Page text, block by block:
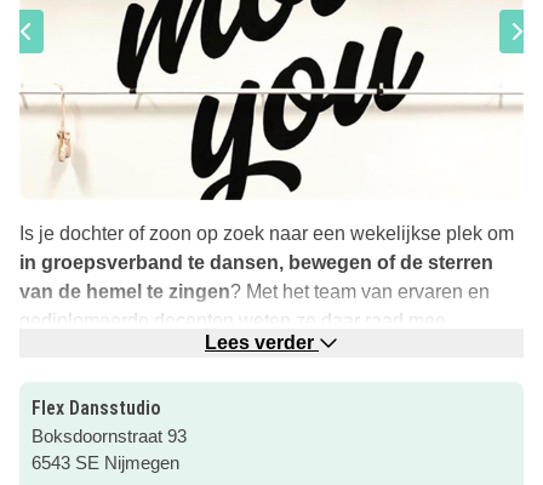
Is je dochter of zoon op zoek naar een wekelijkse plek om
in groepsverband te dansen, bewegen of de sterren
van de hemel te zingen? Met het team van ervaren en
gediplomeerde docenten weten ze daar raad mee.
motivatie en gedeeld plezier is meer plezier. Flex
Dansstudio is een fijne plek met persoonlijke aandacht
waar iedereen mee kan doen, van beginner tot gevorderd.
Lees verder
Flex Dansstudio
Boksdoornstraat 93
6543 SE Nijmegen